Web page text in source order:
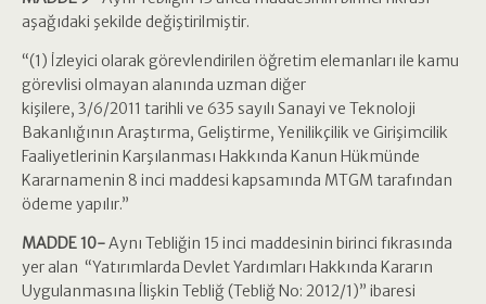
aşağıdaki şekilde değiştirilmiştir.
“(1) İzleyici olarak görevlendirilen öğretim elemanları ile kamu
görevlisi olmayan alanında uzman diğer
kişilere, 3/6/2011 tarihli ve 635 sayılı Sanayi ve Teknoloji
Bakanlığının Araştırma, Geliştirme, Yenilikçilik ve Girişimcilik
Faaliyetlerinin Karşılanması Hakkında Kanun Hükmünde
Kararnamenin 8 inci maddesi kapsamında MTGM tarafından
ödeme yapılır.”
MADDE 10-Aynı Tebliğin 15 inci maddesinin birinci fıkrasında
yer alan “Yatırımlarda Devlet Yardımları Hakkında Kararın
Uygulanmasına İlişkin Tebliğ (Tebliğ No: 2012/1)” ibaresi